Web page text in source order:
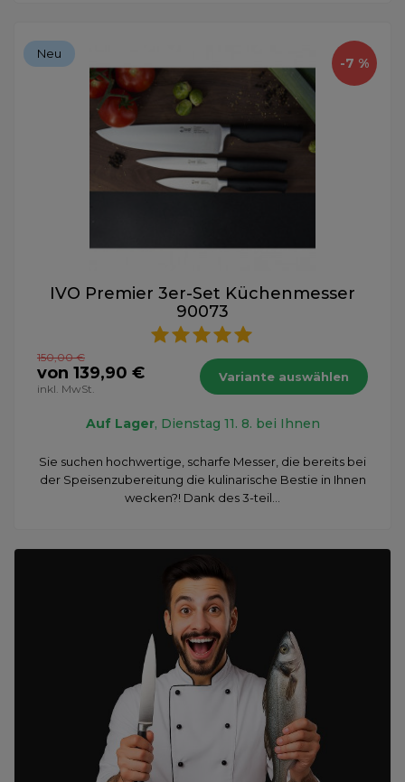
-7 %
Neu
IVO Premier 3er-Set Küchenmesser
90073
150,00 €
von 139,90 €
inkl. MwSt.
Variante auswählen
Auf Lager, Dienstag 11. 8. bei Ihnen
Sie suchen hochwertige, scharfe Messer, die bereits bei
der Speisenzubereitung die kulinarische Bestie in Ihnen
wecken?! Dank des 3-teil...